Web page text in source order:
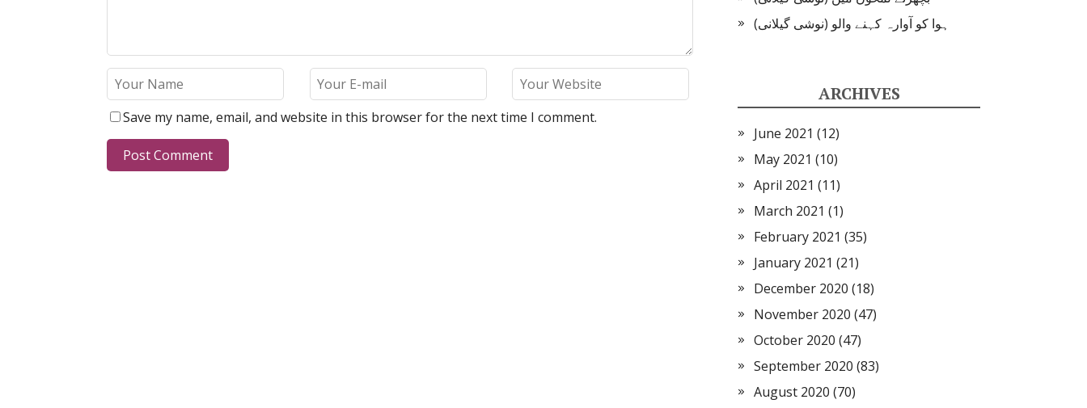
Save my name, email, and website in this browser for the next time I comment.
ہوا کو آوارہ کہنے والو (نوشی گیلانی)
ARCHIVES
June 2021 (12)
May 2021 (10)
April 2021 (11)
March 2021 (1)
February 2021 (35)
January 2021 (21)
December 2020 (18)
November 2020 (47)
October 2020 (47)
September 2020 (83)
August 2020 (70)